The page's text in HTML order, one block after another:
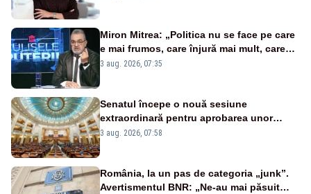
Miron Mitrea: „Politica nu se face pe care
e mai frumos, care înjură mai mult, care
țipă mai tare, ci pe proiecte”
3 aug. 2026, 07:35
Senatul începe o nouă sesiune
extraordinară pentru aprobarea unor
jaloane din PNRR
3 aug. 2026, 07:58
România, la un pas de categoria „junk”.
Avertismentul BNR: „Ne-au mai păsuit